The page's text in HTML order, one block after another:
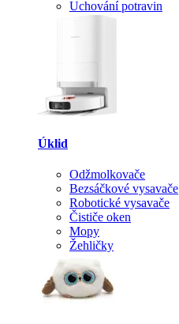
Uchování potravin
Úklid
Odžmolkovače
Bezsáčkové vysavače
Robotické vysavače
Čističe oken
Mopy
Žehličky